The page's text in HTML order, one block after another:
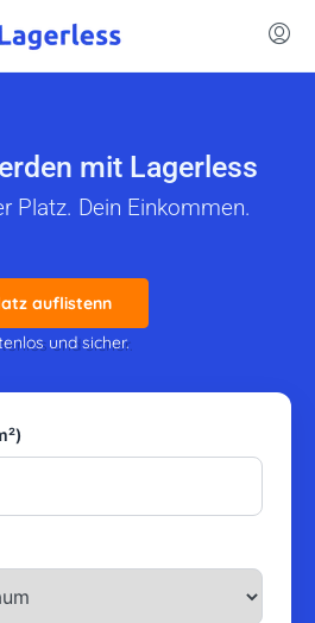
mit Lagerless
Platz. Dein Einkommen.
auflistenn
und sicher.